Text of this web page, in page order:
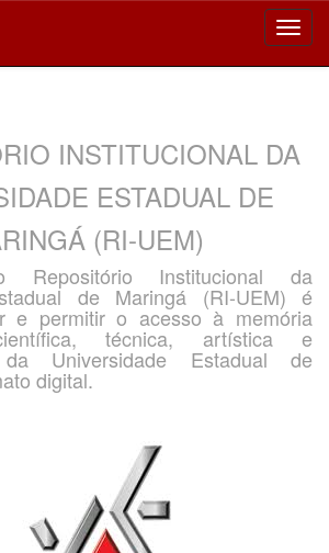
INSTITUCIONAL DA
ESTADUAL DE
(RI-UEM)
Institucional da
de Maringá (RI-UEM) é
e permitir o acesso à memória
técnica, artística e
da Universidade Estadual de
digital.